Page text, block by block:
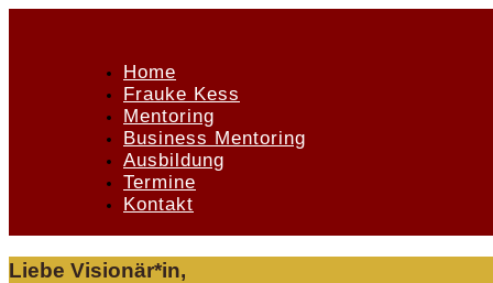
Home
Frauke Kess
Mentoring
Business Mentoring
Ausbildung
Termine
Kontakt
Liebe Visionär*in,